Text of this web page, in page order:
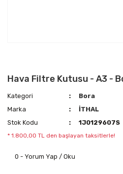
Hava Filtre Kutusu - A3 -
Kategori
Bora
Marka
İTHAL
Stok Kodu
1J0129607S
* 1.800,00 TL den başlayan taksitlerle!
0 - Yorum Yap / Oku